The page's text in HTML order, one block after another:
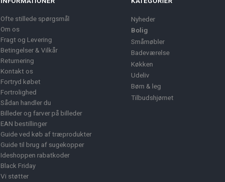
Ofte stillede spørgsmål
Om os
Fragt og Levering
Betingelser & Vilkår
Returnering
Kontakt os
Fortryd købet
Fortrolighed
Sådan handler du
Billeder og farver på billeder
EAN bestillinger
Guide ved køb af træprodukter
Guide til brug af sugekopper
Ideshoppen rabatkoder
Black Friday
Vi støtter
Nyheder
Bolig
Småmøbler
Badeværelse
Køkken
Udeliv
Børn & leg
Tilbudshjørnet